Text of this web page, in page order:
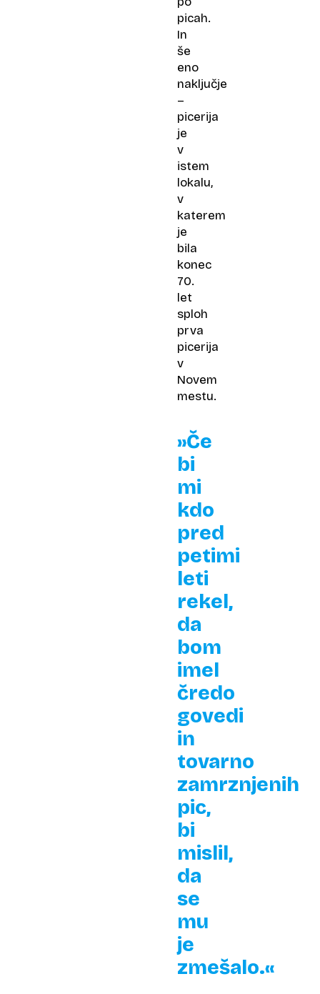
picah.
In
še
eno
naključje
–
picerija
je
v
istem
lokalu,
v
katerem
je
bila
konec
70.
let
sploh
prva
picerija
v
Novem
mestu.
»Če
bi
mi
kdo
pred
petimi
leti
rekel,
da
bom
imel
čredo
govedi
in
tovarno
zamrznjenih
pic,
bi
mislil,
da
se
mu
je
zmešalo.«